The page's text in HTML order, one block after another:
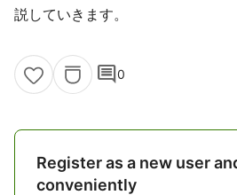
説していきます。
comment0
Register as a new user
conveniently